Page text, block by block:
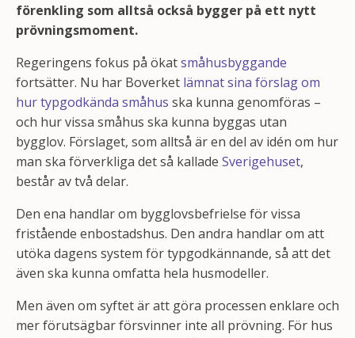
förenkling som alltså också bygger på ett nytt
prövningsmoment.
Regeringens fokus på ökatsmåhusbyggande
fortsätter. Nu har Boverket lämnat sina förslag om
hur typgodkända småhus ska kunna genomföras –
och hur vissa småhus ska kunna byggas utan
bygglov. Förslaget, som alltså är en del av idén om hur
man ska förverkliga det så kallade Sverigehuset,
består av två delar.
Den ena handlar om bygglovsbefrielse för vissa
fristående enbostadshus. Den andra handlar om att
utöka dagens system för typgodkännande, så att det
även ska kunna omfatta hela husmodeller.
Men även om syftet är att göra processen enklare och
mer förutsägbar försvinner inte all prövning. För hus